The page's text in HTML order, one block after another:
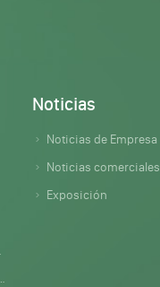
Noticias
Noticias de Empresa
Noticias comerciales
Exposición